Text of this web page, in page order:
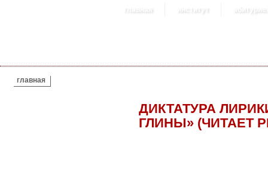
главная институт
ВЫ ЗДЕСЬ
главная
ДИКТАТУРА
ГЛИНЫ» (ЧИТАЕТ